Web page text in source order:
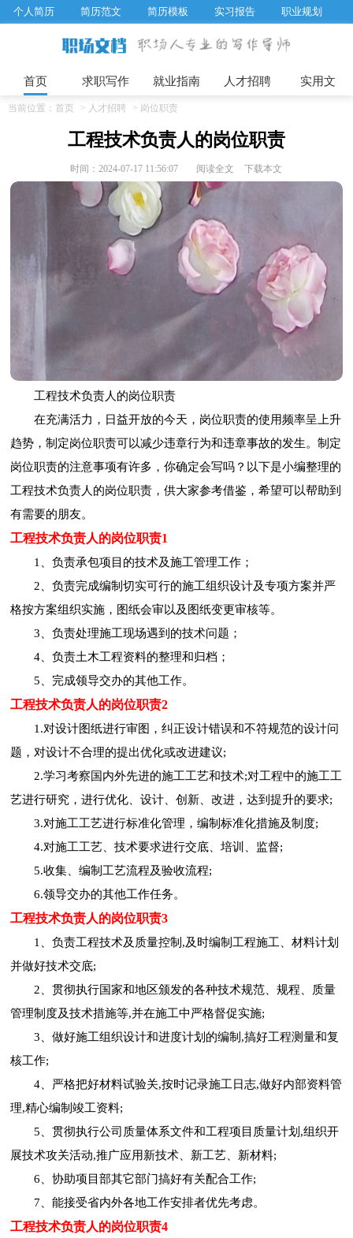
个人简历 简历范文 简历模板 实习报告
职业规划
求职面试题目
招聘选拔 企业文化
工作计划
首页 求职写作 就业指南 人才招聘 实用文
当前位置： 首页 > 人才招聘 > 岗位职责
工程技术负责人的岗位职责
时间：2024-07-17 11:56:07 阅读全文 下载本文
工程技术负责人的岗位职责
在充满活力，日益开放的今天，岗位职责的使用频率呈上升
趋势，制定岗位职责可以减少违章行为和违章事故的发生。制定
岗位职责的注意事项有许多，你确定会写吗？以下是小编整理的
工程技术负责人的岗位职责，供大家参考借鉴，希望可以帮助到
有需要的朋友。
工程技术负责人的岗位职责1
1、负责承包项目的技术及施工管理工作；
2、负责完成编制切实可行的施工组织设计及专项方案并严
格按方案组织实施，图纸会审以及图纸变更审核等。
3、负责处理施工现场遇到的技术问题；
4、负责土木工程资料的整理和归档；
5、完成领导交办的其他工作。
工程技术负责人的岗位职责2
1.对设计图纸进行审图，纠正设计错误和不符规范的设计问
题，对设计不合理的提出优化或改进建议;
2.学习考察国内外先进的施工工艺和技术;对工程中的施工工
艺进行研究，进行优化、设计、创新、改进，达到提升的要求;
3.对施工工艺进行标准化管理，编制标准化措施及制度;
4.对施工工艺、技术要求进行交底、培训、监督;
5.收集、编制工艺流程及验收流程;
6.领导交办的其他工作任务。
工程技术负责人的岗位职责3
1、负责工程技术及质量控制,及时编制工程施工、材料计划
并做好技术交底;
2、贯彻执行国家和地区颁发的各种技术规范、规程、质量
管理制度及技术措施等,并在施工中严格督促实施;
3、做好施工组织设计和进度计划的编制,搞好工程测量和复
核工作;
4、严格把好材料试验关,按时记录施工日志,做好内部资料管
理,精心编制竣工资料;
5、贯彻执行公司质量体系文件和工程项目质量计划,组织开
展技术攻关活动,推广应用新技术、新工艺、新材料;
6、协助项目部其它部门搞好有关配合工作;
7、能接受省内外各地工作安排者优先考虑。
工程技术负责人的岗位职责4